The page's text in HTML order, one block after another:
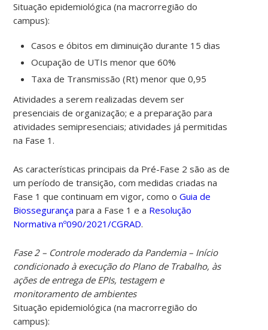
Situação epidemiológica (na macrorregião do
campus):
Casos e óbitos em diminuição durante 15 dias
Ocupação de UTIs menor que 60%
Taxa de Transmissão (Rt) menor que 0,95
Atividades a serem realizadas devem ser
presenciais de organização; e a preparação para
atividades semipresenciais; atividades já permitidas
na Fase 1.
As características principais da Pré-Fase 2 são as de
um período de transição, com medidas criadas na
Fase 1 que continuam em vigor, como oGuia de
Biossegurança para a Fase 1 e a Resolução
Normativa nº090/2021/CGRAD.
Fase 2 – Controle moderado da Pandemia – Início
condicionado à execução do Plano de Trabalho, às
ações de entrega de EPIs, testagem e
monitoramento de ambientes
Situação epidemiológica (na macrorregião do
campus):